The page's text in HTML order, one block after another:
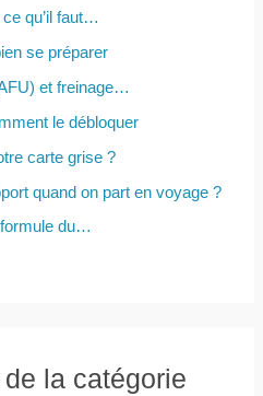
qu’il faut…
se préparer
et freinage…
le débloquer
carte grise ?
quand on part en voyage ?
formule du…
la catégorie